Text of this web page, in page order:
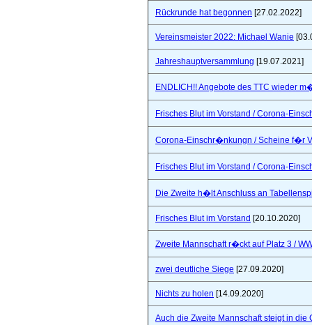
Rückrunde hat begonnen [27.02.2022]
Vereinsmeister 2022: Michael Wanie
Jahreshauptversammlung [19.07.2021]
ENDLICH!! Angebote des TTC wieder
Frisches Blut im Vorstand / Corona-
Corona-Einschr�nkungn / Scheine f�r
Frisches Blut im Vorstand / Corona-
Die Zweite h�lt Anschluss an
Frisches Blut im Vorstand [20.10.2020]
Zweite Mannschaft r�ckt auf Platz 3 /
zwei deutliche Siege [27.09.2020]
Nichts zu holen [14.09.2020]
Auch die Zweite Mannschaft steigt in die